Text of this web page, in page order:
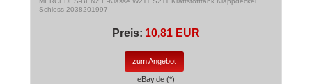
Schloss 2038201997
Preis: 10,81 EUR
zum Angebot
eBay.de (*)